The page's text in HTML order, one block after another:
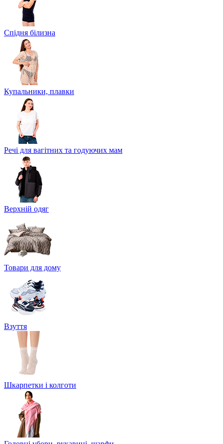
Спідня білизна
Купальники, плавки
Речі для вагітних та годуючих мам
Верхній одяг
Товари для дому
Взуття
Шкарпетки і колготи